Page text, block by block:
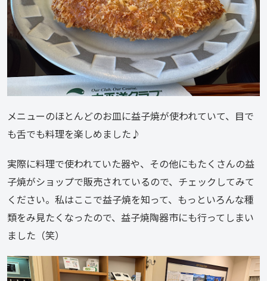
メニューのほとんどのお皿に益子焼が使われていて、目で
も舌でも料理を楽しめました♪
実際に料理で使われていた器や、その他にもたくさんの益
子焼がショップで販売されているので、チェックしてみて
ください。私はここで益子焼を知って、もっといろんな種
類をみ見たくなったので、益子焼陶器市にも行ってしまい
ました（笑）